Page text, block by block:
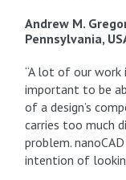
Andrew M.
Pennsylvania,
“A lot of our work
important to be
of a design’s
carries too much
problem.
intention of